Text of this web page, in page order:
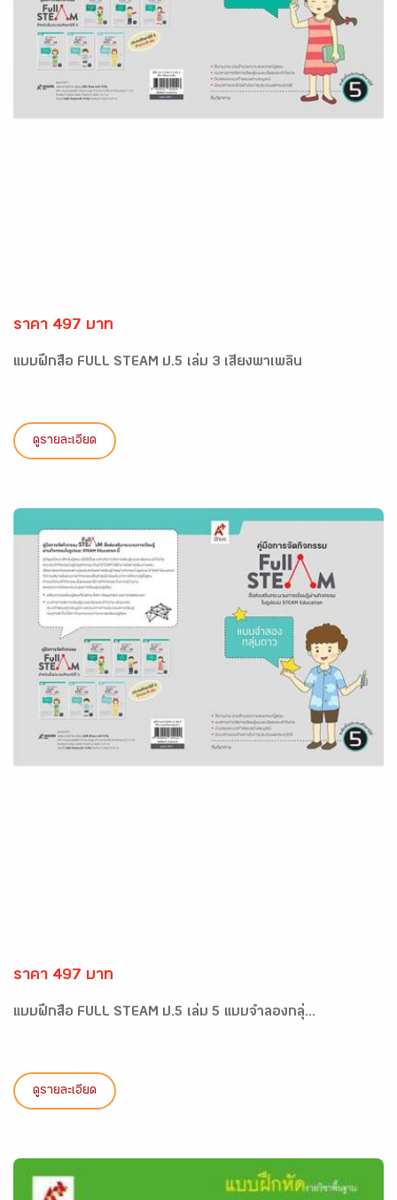
ราคา 497 บาท
แบบฝึกสื่อ FULL STEAM ป.5 เล่ม 3 เสียงพาเพลิน
ดูรายละเอียด
ราคา 497 บาท
แบบฝึกสื่อ FULL STEAM ป.5 เล่ม 5 แบบจำลองกลุ่...
ดูรายละเอียด